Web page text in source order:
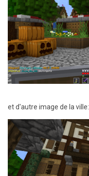
et d'autre image de la ville: